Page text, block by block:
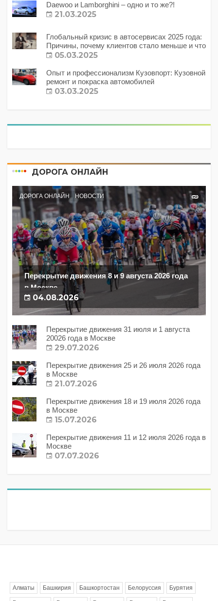
Daewoo и Lamborghini – одно и то же?!
21.03.2025
Глобальный кризис в автосервисах 2025 года:
Причины, почему клиентов стало меньше и что
с этим делать?
05.03.2025
Опыт и профессионализм Кузовпорт: Кузовной
ремонт и покраска автомобилей
03.03.2025
ДОРОГА ОНЛАЙН
ДОРОГА ОНЛАЙН НОВОСТИ
Перекрытие движения 8 и 9 августа 2026 года
в Москве
04.08.2026
Перекрытие движения 31 июля и 1 августа
20026 года в Москве
29.07.2026
Перекрытие движения 25 и 26 июля 2026 года
в Москве
21.07.2026
Перекрытие движения 18 и 19 июля 2026 года
в Москве
15.07.2026
Перекрытие движения 11 и 12 июля 2026 года в
Москве
07.07.2026
Алматы Башкирия Башкортостан Белоруссия Бурятия